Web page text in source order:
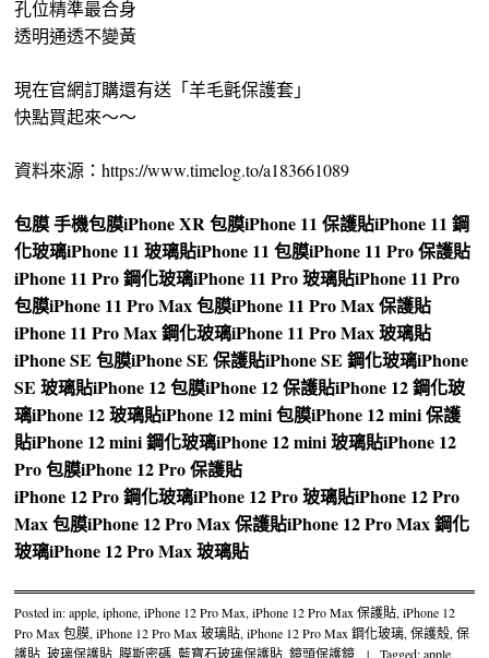
孔位精準最合身
透明通透不變黃
現在官網訂購還有送「羊毛氈保護套」
快點買起來～～
資料來源：https://www.timelog.to/a183661089
包膜手機包膜iPhone XR 包膜iPhone 11 保護貼iPhone 11 鋼
化玻璃iPhone 11 玻璃貼iPhone 11 包膜iPhone 11 Pro 保護貼
iPhone 11 Pro 鋼化玻璃iPhone 11 Pro 玻璃貼iPhone 11 Pro
包膜iPhone 11 Pro Max 包膜iPhone 11 Pro Max 保護貼
iPhone 11 Pro Max 鋼化玻璃iPhone 11 Pro Max 玻璃貼
iPhone SE 包膜iPhone SE 保護貼iPhone SE 鋼化玻璃iPhone
SE 玻璃貼iPhone 12 包膜iPhone 12 保護貼iPhone 12 鋼化玻
璃iPhone 12 玻璃貼iPhone 12 mini 包膜iPhone 12 mini 保護
貼iPhone 12 mini 鋼化玻璃iPhone 12 mini 玻璃貼iPhone 12
Pro 包膜iPhone 12 Pro 保護貼
iPhone 12 Pro 鋼化玻璃iPhone 12 Pro 玻璃貼iPhone 12 Pro
Max 包膜iPhone 12 Pro Max 保護貼iPhone 12 Pro Max 鋼化
玻璃iPhone 12 Pro Max 玻璃貼
Posted in:apple,iphone,iPhone 12 Pro Max,iPhone 12 Pro Max 保護貼,iPhone 12
Pro Max 包膜,iPhone 12 Pro Max 玻璃貼,iPhone 12 Pro Max 鋼化玻璃,保護殼,保
護貼,玻璃保護貼,膜斯密碼,藍寶石玻璃保護貼,鏡頭保護鏡 | Tagged:apple,